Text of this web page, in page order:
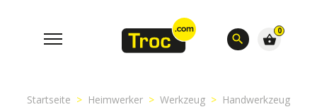
search
0
shopping_basket
Startseite Heimwerker Werkzeug
Handwerkzeug